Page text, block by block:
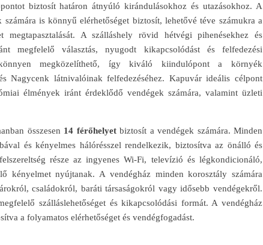
biztosít határon átnyúló kirándulásokhoz és utazásokhoz. A
számára is könnyű elérhetőséget biztosít, lehetővé téve számukra a
megtapasztalását. A szálláshely rövid hétvégi pihenésekhez és
megfelelő választás, nyugodt kikapcsolódást és felfedezési
megközelíthető, így kiváló kiindulópont a környék
Nagycenk látnivalóinak felfedezéséhez. Kapuvár ideális célpont
élmények iránt érdeklődő vendégek számára, valamint üzleti
összesen 14 férőhelyetbiztosít a vendégek számára. Minden
és kényelmes hálórésszel rendelkezik, biztosítva az önálló és
része az ingyenes Wi-Fi, televízió és légkondicionáló,
kényelmet nyújtanak. A vendégház minden korosztály számára
családokról, baráti társaságokról vagy idősebb vendégekről.
szálláslehetőséget és kikapcsolódási formát. A vendégház
a folyamatos elérhetőséget és vendégfogadást.